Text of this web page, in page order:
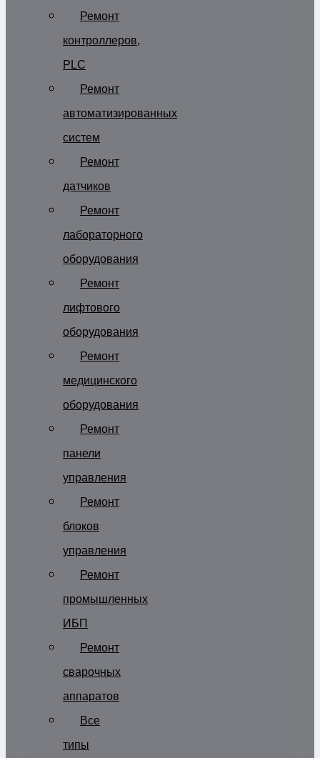
Ремонт
контроллеров,
PLC
Ремонт
автоматизированных
систем
Ремонт
датчиков
Ремонт
лабораторного
оборудования
Ремонт
лифтового
оборудования
Ремонт
медицинского
оборудования
Ремонт
панели
управления
Ремонт
блоков
управления
Ремонт
промышленных
ИБП
Ремонт
сварочных
аппаратов
Все
типы